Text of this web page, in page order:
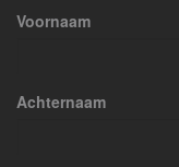
Voornaam
Achternaam